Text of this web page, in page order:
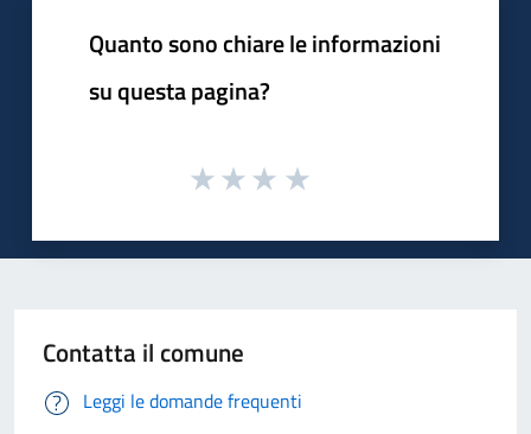
Quanto sono chiare le informazioni
su questa pagina?
Contatta il comune
Leggi le domande frequenti